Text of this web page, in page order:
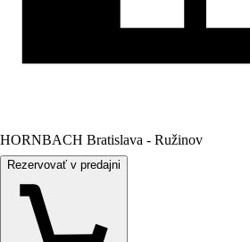
HORNBACH Bratislava - Ružinov
Rezervovať v predajni